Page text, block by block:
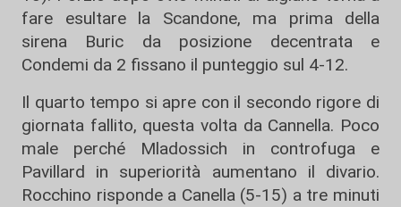
fare esultare la Scandone, ma prima della
sirena Buric da posizione decentrata e
Condemi da 2 fissano il punteggio sul 4-12.
Il quarto tempo si apre con il secondo rigore di
giornata fallito, questa volta da Cannella. Poco
male perché Mladossich in controfuga e
Pavillard in superiorità aumentano il divario.
Rocchino risponde a Canella (5-15) a tre minuti